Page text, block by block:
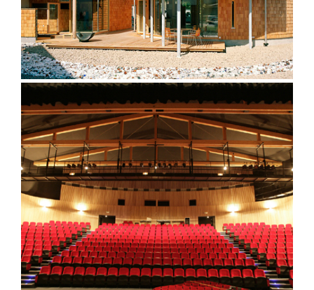
Maison de la Musique – Crolles